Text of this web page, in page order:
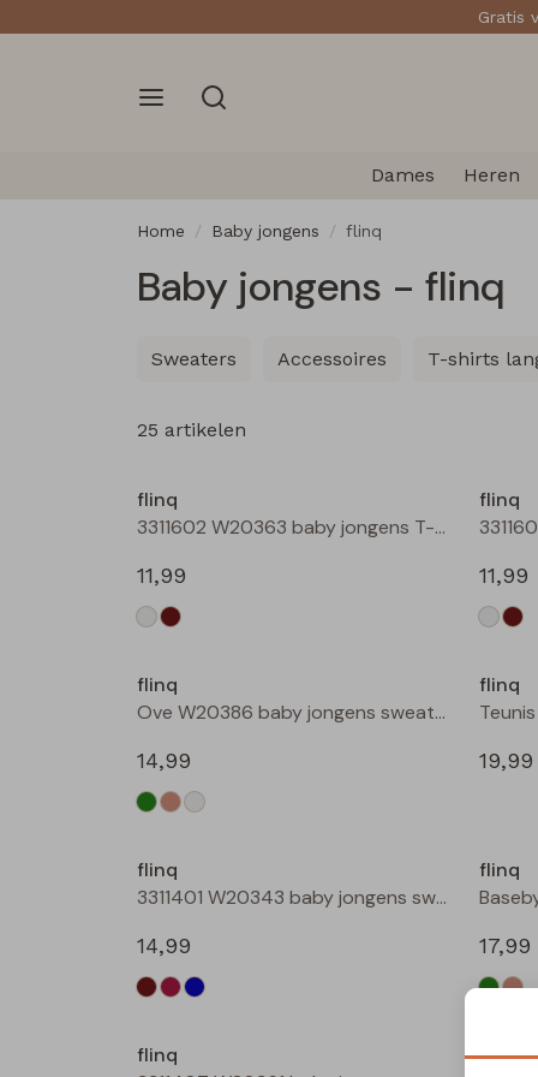
Gratis
Dames Heren
Home Baby jongens flinq
Baby jongens - flinq
Accessoires T-shirts
Sweaters
25 artikelen
flinq
3311602 W20363 baby jongens T-shirt lm Roest
11,99
flinq
11,99
flinq
Ove W20386 baby jongens sweater Roest
14,99
flinq
19,99
flinq
3311401 W20343 baby jongens sweater Petrol
14,99
flinq
17,99
flinq
flinq